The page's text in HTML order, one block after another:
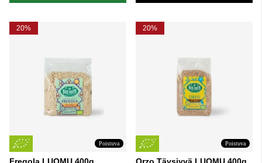
20%
Poistuva
20%
Poistuva